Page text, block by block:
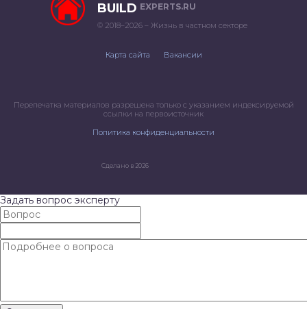
BUILD EXPERTS.RU
© 2018–2026 – Жизнь в частном секторе
Карта сайта Вакансии
Перепечатка материалов разрешена только с указанием индексируемой
ссылки на первоисточник
Политика конфиденциальности
Сделано в 2026
Задать вопрос эксперту